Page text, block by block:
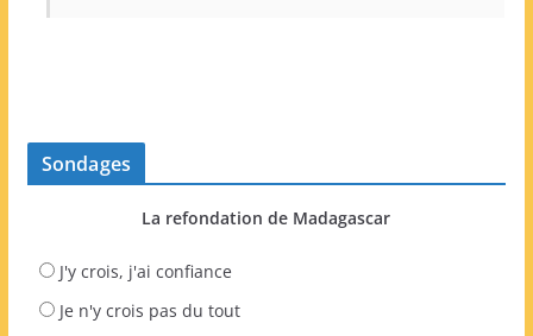
Sondages
La refondation de Madagascar
J'y crois, j'ai confiance
Je n'y crois pas du tout